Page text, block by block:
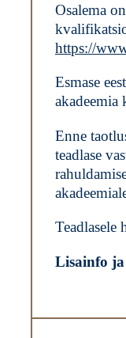
Osalema
https://
Esmase
akadeemia
Enne
teadlase
Teadlasele
Lisainfo